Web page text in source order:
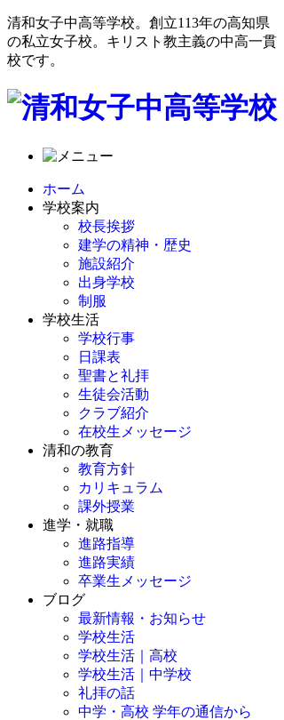
清和女子中高等学校。創立113年の高知県
の私立女子校。キリスト教主義の中高一貫
校です。
ホーム
学校案内
校長挨拶
建学の精神・歴史
施設紹介
出身学校
制服
学校生活
学校行事
日課表
聖書と礼拝
生徒会活動
クラブ紹介
在校生メッセージ
清和の教育
教育方針
カリキュラム
課外授業
進学・就職
進路指導
進路実績
卒業生メッセージ
ブログ
最新情報・お知らせ
学校生活
学校生活｜高校
学校生活｜中学校
礼拝の話
中学・高校 学年の通信から